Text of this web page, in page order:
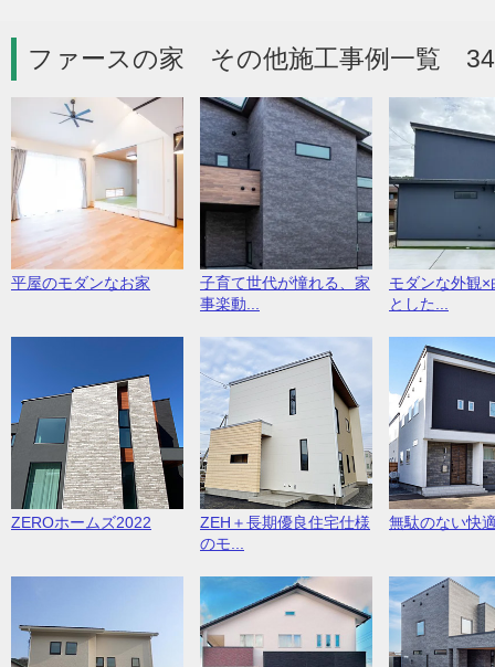
ファースの家 その他施工事例一覧
平屋のモダンなお家
子育て世代が憧れる、家
事楽動...
モダンな外観×
とした...
ZEROホームズ2022
ZEH＋長期優良住宅仕様
のモ...
無駄のない快